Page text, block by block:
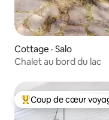
Cottage · Salo
Chalet au bord du lac
Coup de cœur
Coup de cœur